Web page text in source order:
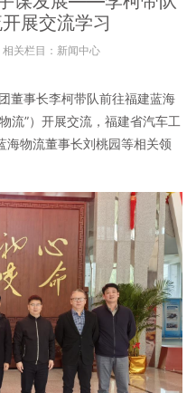
展交流学习
相关栏目：新闻中心
董事长李柯带队前往福建蓝海
流”）开展交流，福建省汽车工
海物流董事长刘桃园等相关领